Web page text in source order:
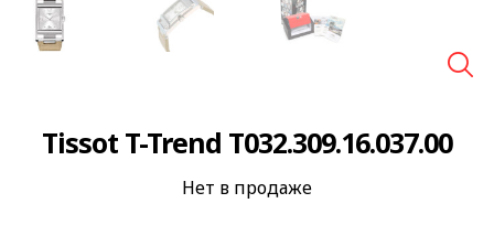
Tissot T-Trend T032.309.16.037.00
Нет в продаже